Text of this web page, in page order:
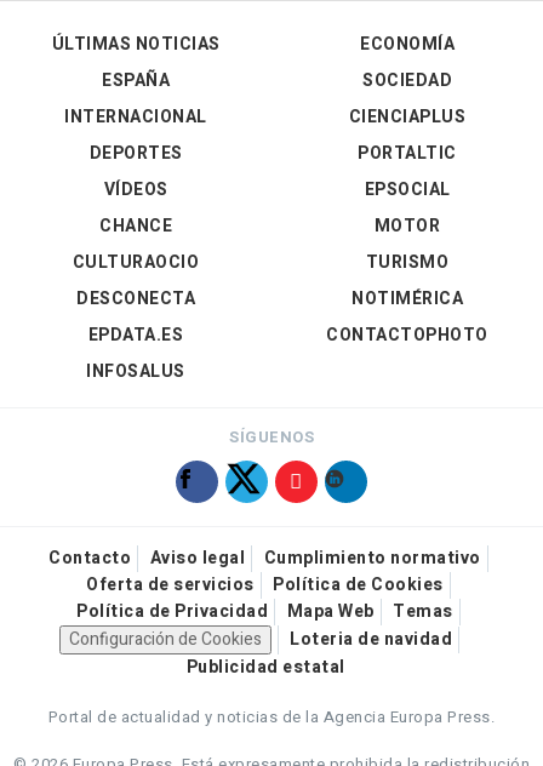
ÚLTIMAS NOTICIAS
ESPAÑA
INTERNACIONAL
DEPORTES
VÍDEOS
ECONOMÍA
SOCIEDAD
CIENCIAPLUS
PORTALTIC
EPSOCIAL
CHANCE
CULTURAOCIO
DESCONECTA
EPDATA.ES
INFOSALUS
MOTOR
TURISMO
NOTIMÉRICA
CONTACTOPHOTO
SÍGUENOS
Contacto Aviso legal
Cumplimiento normativo
Oferta de servicios
Política de Cookies
Política de Privacidad
Mapa Web
Temas
Configuración de Cookies
Loteria de navidad
Publicidad estatal
Portal de actualidad y noticias de la Agencia Europa Press.